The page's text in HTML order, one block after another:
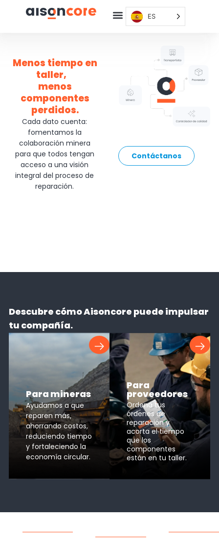
ES
Menos tiempo en
taller,
menos
componentes
perdidos.
Cada dato cuenta:
fomentamos la
colaboración minera
para que todos tengan
acceso a una visión
integral del proceso de
reparación.
Contáctanos
Descubre cómo Aisoncore puede impulsar
tu compañía.
Para mineras​
Ayudamos a que
reparen más,
ahorrando costos,
reduciendo tiempo
y fortaleciendo la
economía circular.​
Para
proveedores​
Ordena tus
órdenes de
reparación y
acorta el tiempo
que los
componentes
están en tu taller.​